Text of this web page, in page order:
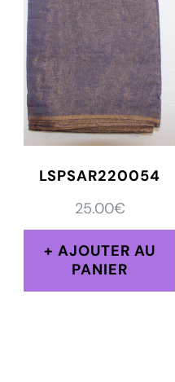
LSPSAR220054
25.00€
AJOUTER AU
PANIER